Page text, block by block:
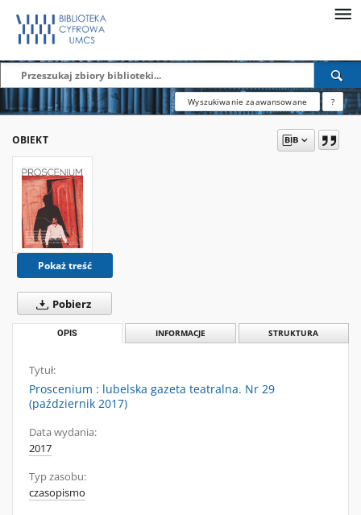
Wyszukiwanie zaawansowane ?
OBIEKT
Pokaż treść
Pobierz
OPIS INFORMACJE STRUKTURA
Tytuł:
Proscenium : lubelska gazeta teatralna. Nr 29
(październik 2017)
Data wydania:
2017
Typ zasobu:
czasopismo